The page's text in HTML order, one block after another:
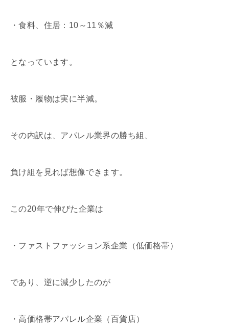
・食料、住居：10～11％減
となっています。
被服・履物は実に半減。
その内訳は、アパレル業界の勝ち組、
負け組を見れば想像できます。
この20年で伸びた企業は
・ファストファッション系企業（低価格帯）
であり、逆に減少したのが
・高価格帯アパレル企業（百貨店）